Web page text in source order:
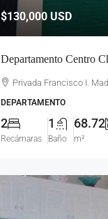
$130,000 USD
Departamento Centro
Privada Francisco I.
DEPARTAMENTO
2
Recámaras
1
Baño
68.72
m²